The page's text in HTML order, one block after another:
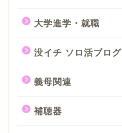
大学進学・就職
没イチ ソロ活ブログ
義母関連
補聴器